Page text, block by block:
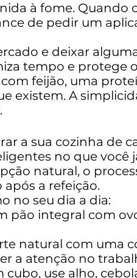
à fome. Quando
de pedir um
e deixar
tempo e protege
feijão, uma
existem. A
a sua cozinha de
no que você
natural, o
a refeição.
no seu dia a dia:
pão integral com
natural com uma
a atenção no
use alho,